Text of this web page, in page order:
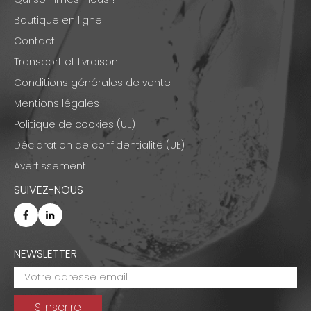
Boutique en ligne
Contact
Transport et livraison
Conditions générales de vente
Mentions légales
Politique de cookies (UE)
Déclaration de confidentialité (UE)
Avertissement
SUIVEZ-NOUS
NEWSLETTER